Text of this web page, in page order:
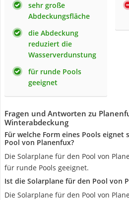
sehr große
Abdeckungsfläche
die Abdeckung
reduziert die
Wasserverdunstung
für runde Pools
geeignet
Fragen und Antworten zu
Winterabdeckung
Für welche Form eines Pools eignet
Pool von Planenfux?
Die Solarplane für den Pool von
für runde Pools geeignet.
Ist die Solarplane für den Pool von
Die Solarplane für den Pool von